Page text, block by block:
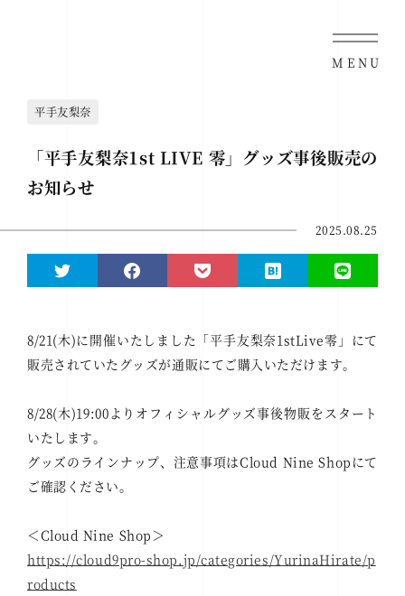
MENU
平手友梨奈
「平手友梨奈1st LIVE 零」グッズ事後販売の
お知らせ
2025.08.25
8/21(木)に開催いたしました「平手友梨奈1stLive零」にて
販売されていたグッズが通販にてご購入いただけます。
8/28(木)19:00よりオフィシャルグッズ事後物販をスタート
いたします。
グッズのラインナップ、注意事項はCloud Nine Shopにて
ご確認ください。
＜Cloud Nine Shop＞
https://cloud9pro-shop.jp/categories/YurinaHirate/p
roducts